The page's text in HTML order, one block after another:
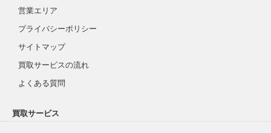
営業エリア
プライバシーポリシー
サイトマップ
買取サービスの流れ
よくある質問
買取サービス